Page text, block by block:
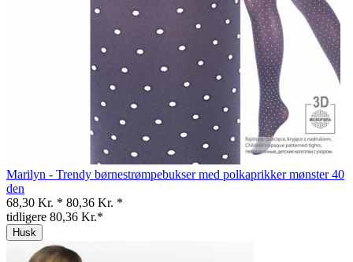
Marilyn - Trendy børnestrømpebukser med polkaprikker mønster 40
den
68,30 Kr. * 80,36 Kr. *
tidligere 80,36 Kr.*
Husk